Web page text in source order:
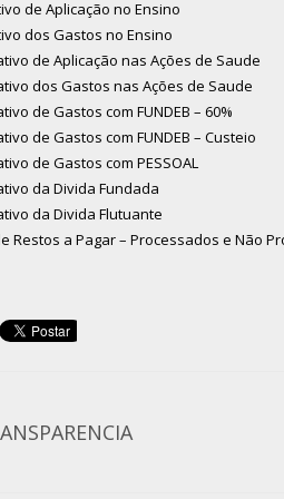
de Aplicação no Ensino
dos Gastos no Ensino
de Aplicação nas Ações de Saude
dos Gastos nas Ações de Saude
de Gastos com FUNDEB – 60%
de Gastos com FUNDEB – Custeio
de Gastos com PESSOAL
da Divida Fundada
da Divida Flutuante
Restos a Pagar – Processados e Não